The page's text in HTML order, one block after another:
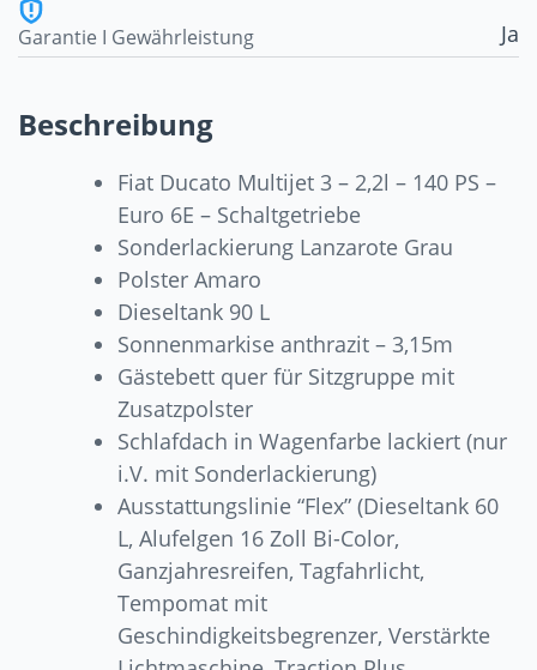
Garantie I Gewährleistung Ja
Beschreibung
Fiat Ducato Multijet 3 – 2,2l – 140 PS –
Euro 6E – Schaltgetriebe
Sonderlackierung Lanzarote Grau
Polster Amaro
Dieseltank 90 L
Sonnenmarkise anthrazit – 3,15m
Gästebett quer für Sitzgruppe mit
Zusatzpolster
Schlafdach in Wagenfarbe lackiert (nur
i.V. mit Sonderlackierung)
Ausstattungslinie “Flex” (Dieseltank 60
L, Alufelgen 16 Zoll Bi-Color,
Ganzjahresreifen, Tagfahrlicht,
Tempomat mit
Geschindigkeitsbegrenzer, Verstärkte